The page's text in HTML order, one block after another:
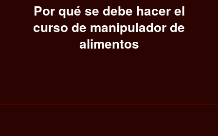
Por qué se debe hacer el
curso de manipulador de
alimentos